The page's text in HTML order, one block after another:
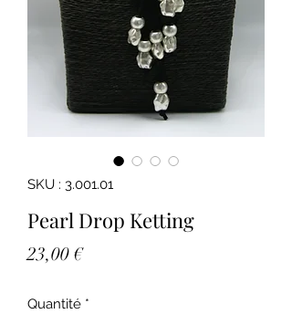
SKU : 3.001.01
Pearl Drop Ketting
23,00 €Prix
Quantité *